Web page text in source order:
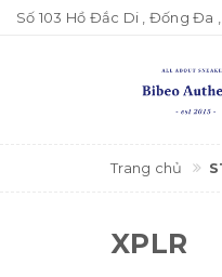
Số 103 Hồ Đắc Di , Đống Đa
Trang chủ
XPLR